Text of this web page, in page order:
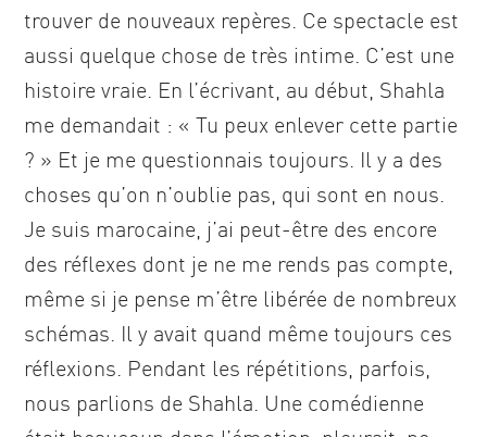
trouver de nouveaux repères. Ce spectacle est
aussi quelque chose de très intime. C’est une
histoire vraie. En l’écrivant, au début, Shahla
me demandait : « Tu peux enlever cette partie
? » Et je me questionnais toujours. Il y a des
choses qu’on n’oublie pas, qui sont en nous.
Je suis marocaine, j’ai peut-être des encore
des réflexes dont je ne me rends pas compte,
même si je pense m’être libérée de nombreux
schémas. Il y avait quand même toujours ces
réflexions. Pendant les répétitions, parfois,
nous parlions de Shahla. Une comédienne